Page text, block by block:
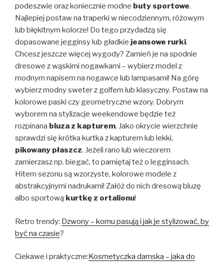
podeszwie oraz koniecznie modne buty sportowe.
Najlepiej postaw na traperki w niecodziennym, różowym
lub błękitnym kolorze! Do tego przydadzą się
dopasowane jegginsy lub gładkie jeansowe rurki.
Chcesz jeszcze więcej wygody? Zamień je na spodnie
dresowe z wąskimi nogawkami – wybierz model z
modnym napisem na nogawce lub lampasami! Na górę
wybierz modny sweter z golfem lub klasyczny. Postaw na
kolorowe paski czy geometryczne wzory. Dobrym
wyborem na stylizacje weekendowe będzie też
rozpinana bluza z kapturem. Jako okrycie wierzchnie
sprawdzi się krótka kurtka z kapturem lub lekki,
pikowany płaszcz. Jeżeli rano lub wieczorem
zamierzasz np. biegać, to pamiętaj też o legginsach.
Hitem sezonu są wzorzyste, kolorowe modele z
abstrakcyjnymi nadrukami! Załóż do nich dresową bluzę
albo sportową kurtkę z ortalionu!
Retro trendy: Dzwony – komu pasują i jak je stylizować, by
być na czasie?
Ciekawe i praktyczne:Kosmetyczka damska – jaka do